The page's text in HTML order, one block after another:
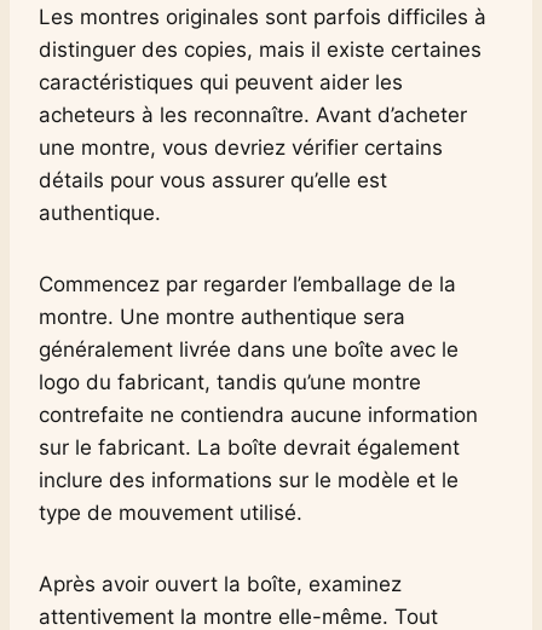
Les montres originales sont parfois difficiles à
distinguer des copies, mais il existe certaines
caractéristiques qui peuvent aider les
acheteurs à les reconnaître. Avant d’acheter
une montre, vous devriez vérifier certains
détails pour vous assurer qu’elle est
authentique.
Commencez par regarder l’emballage de la
montre. Une montre authentique sera
généralement livrée dans une boîte avec le
logo du fabricant, tandis qu’une montre
contrefaite ne contiendra aucune information
sur le fabricant. La boîte devrait également
inclure des informations sur le modèle et le
type de mouvement utilisé.
Après avoir ouvert la boîte, examinez
attentivement la montre elle-même. Tout